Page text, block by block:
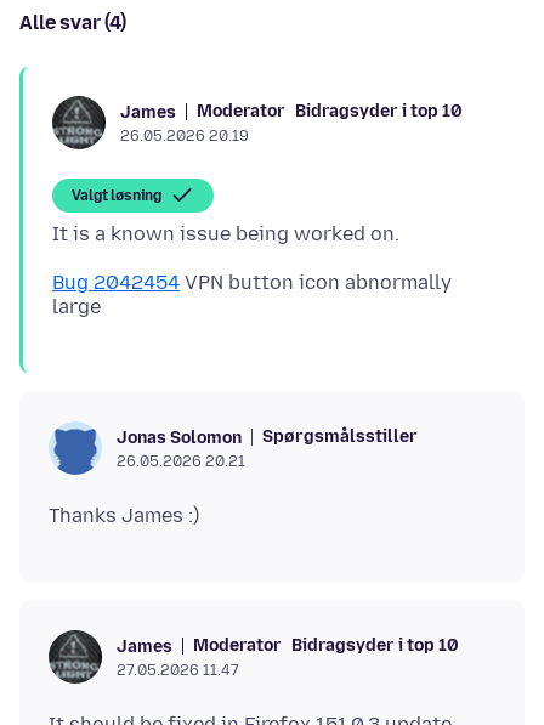
Alle svar (4)
James Moderator Bidragsyder i top 10
26.05.2026 20.19
Valgt løsning
Bug 2042454 VPN button icon abnormally
Jonas Solomon Spørgsmålsstiller
26.05.2026 20.21
James Moderator Bidragsyder i top 10
27.05.2026 11.47